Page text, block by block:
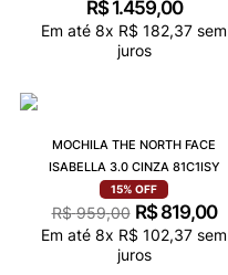
R$ 1.459,00
Em até 8x R$ 182,37 sem
juros
MOCHILA THE NORTH FACE
ISABELLA 3.0 CINZA 81C1ISY
15% OFF
R$ 959,00 R$ 819,00
Em até 8x R$ 102,37 sem
juros